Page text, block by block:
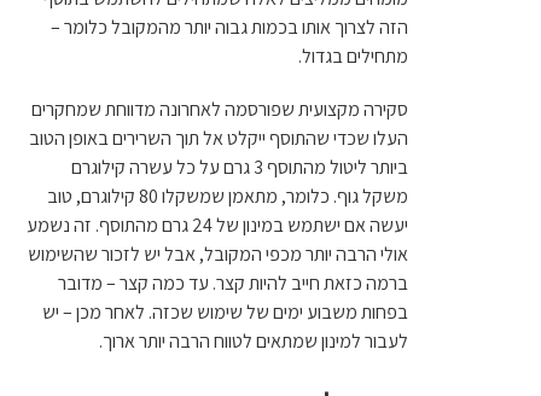
הזה לצרוך אותו בכמות גבוה יותר מהמקובל כלומר –
מתחילים בגדול.
סקירה מקצועית שפורסמה לאחרונה מדווחת שמחקרים
העלו שכדי שהתוסף ייקלט אל תוך השרירים באופן הטוב
ביותר ליטול מהתוסף 3 גרם על כל עשרה קילוגרם
משקל גוף. כלומר, מתאמן שמשקלו 80 קילוגרם, טוב
יעשה אם ישתמש במינון של 24 גרם מהתוסף. זה נשמע
אולי הרבה יותר מכפי המקובל, אבל יש לזכור שהשימוש
ברמה כזאת חייב להיות קצר. עד כמה קצר – מדובר
בפחות משבוע ימים של שימוש שכזה. לאחר מכן – יש
לעבור למינון שמתאים לטווח הרבה יותר ארוך.